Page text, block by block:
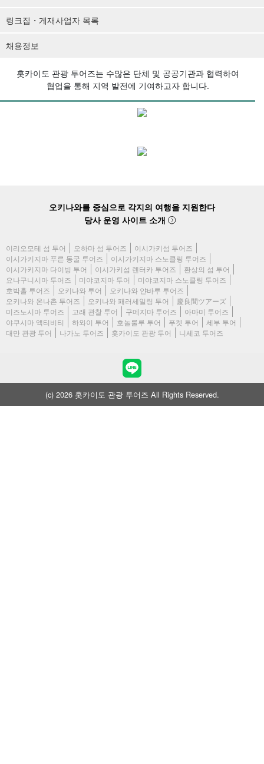
링크집・게재사업자 목록
채용정보
홋카이도 관광 투어즈는 수많은 단체 및 공공기관과 협력하여
협업을 통해 지역 발전에 기여하고자 합니다.
오키나와를 중심으로 각지의 여행을 지원한다
당사 운영 사이트 소개
이리오모테 섬 투어 오하마 섬 투어즈
이시가키섬 투어즈
이시가키지마 푸른 동굴 투어즈
이시가키지마 스노클링 투어즈
이시가키지마 다이빙 투어
이시가키섬 렌터카 투어즈
환상의 섬 투어
요나구니시마 투어즈
미야코지마 투어
미야코지마 스노클링 투어즈
호박홀 투어즈
오키나와 투어
오키나와 얀바루 투어즈
오키나와 온나촌 투어즈
오키나와 패러세일링 투어
慶良間ツアーズ
미즈노시마 투어즈
고래 관찰 투어 구메지마 투어즈
아마미 투어즈
야쿠시마 액티비티
하와이 투어 호놀룰루 투어 푸켓 투어
세부 투어
대만 관광 투어
나가노 투어즈 홋카이도 관광 투어 니세코 투어즈
(c) 2026 홋카이도 관광 투어즈 All Rights Reserved.